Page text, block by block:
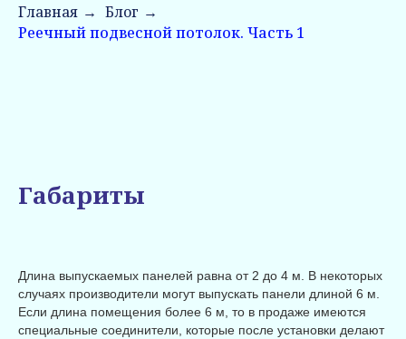
Главная → Блог →
Реечный подвесной потолок. Часть 1
Габариты
Длина выпускаемых панелей равна от 2 до 4 м. В некоторых
случаях производители могут выпускать панели длиной 6 м.
Если длина помещения более 6 м, то в продаже имеются
специальные соединители, которые после установки делают